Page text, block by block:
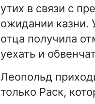
утих в связи с
ожидании казни.
отца получила
уехать и
Леопольд
только Раск,